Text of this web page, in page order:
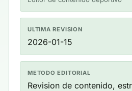
ULTIMA REVISION
2026-01-15
METODO EDITORIAL
Revision de contenido,